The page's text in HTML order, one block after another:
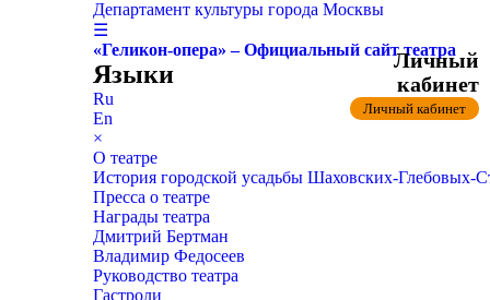
Департамент культуры города Москвы
☰
«Геликон-опера» – Официальный сайт театра
Языки
Ru
En
×
О театре
История городской усадьбы Шаховских-
Пресса о театре
Награды театра
Дмитрий Бертман
Владимир Федосеев
Руководство театра
Гастроли
Личный
кабинет
Личный кабинет